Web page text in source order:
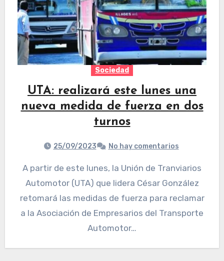
Sociedad
UTA: realizará este lunes una
nueva medida de fuerza en dos
turnos
25/09/2023 No hay comentarios
A partir de este lunes, la Unión de Tranviarios
Automotor (UTA) que lidera César González
retomará las medidas de fuerza para reclamar
a la Asociación de Empresarios del Transporte
Automotor…